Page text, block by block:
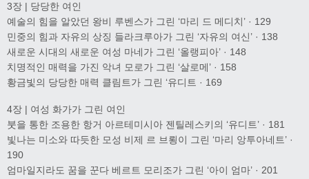
3장 | 당당한 여인
예술의 힘을 알았던 왕비 루벤스가 그린 ‘마리 드 메디치’ · 129
민중의 힘과 자유의 상징 들라크루아가 그린 ‘자유의 여신’ · 138
새로운 시대의 새로운 여성 마네가 그린 ‘올랭피아’ · 148
치명적인 매력을 가진 악녀 모로가 그린 ‘살로메’ · 158
황금빛의 당당한 매력 클림트가 그린 ‘유디트 · 169
4장 | 여성 화가가 그린 여인
붓을 통한 조용한 항거 아르테미시아 젠틸레스키의 ‘유디트’ · 181
빛나는 미소와 따듯한 모성 비제 르 브룅이 그린 ‘마리 앙투아네트’ ·
190
엄마일지라도 꿈을 꾼다 베르트 모리조가 그린 ‘아이 엄마’ · 201